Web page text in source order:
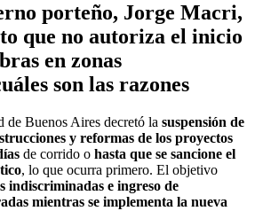
porteño, Jorge Macri,
que no autoriza el inicio
en zonas
son las razones
de Buenos Aires decretó la suspensión de
y reformas de los proyectos
de corrido o hasta que se sancione el
, lo que ocurra primero. El objetivo
indiscriminadas e ingreso de
mientras se implementa la nueva